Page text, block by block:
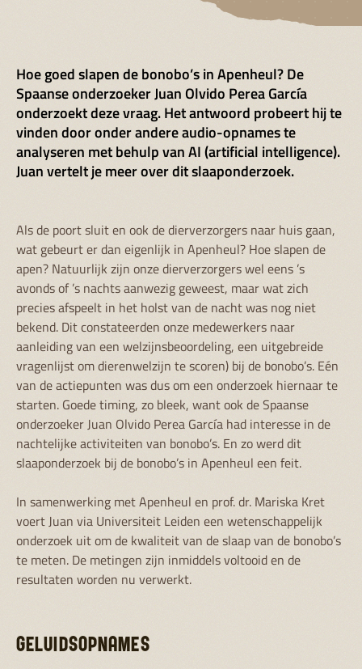
Hoe goed slapen de bonobo’s in Apenheul? De
Spaanse onderzoeker Juan Olvido Perea García
onderzoekt deze vraag. Het antwoord probeert hij te
vinden door onder andere audio-opnames te
analyseren met behulp van AI (artificial intelligence).
Juan vertelt je meer over dit slaaponderzoek.
Als de poort sluit en ook de dierverzorgers naar huis gaan,
wat gebeurt er dan eigenlijk in Apenheul? Hoe slapen de
apen? Natuurlijk zijn onze dierverzorgers wel eens ’s
avonds of ’s nachts aanwezig geweest, maar wat zich
precies afspeelt in het holst van de nacht was nog niet
bekend. Dit constateerden onze medewerkers naar
aanleiding van een welzijnsbeoordeling, een uitgebreide
vragenlijst om dierenwelzijn te scoren) bij de bonobo’s. Eén
van de actiepunten was dus om een onderzoek hiernaar te
starten. Goede timing, zo bleek, want ook de Spaanse
onderzoeker Juan Olvido Perea García had interesse in de
nachtelijke activiteiten van bonobo’s. En zo werd dit
slaaponderzoek bij de bonobo’s in Apenheul een feit.
In samenwerking met Apenheul en prof. dr. Mariska Kret
voert Juan via Universiteit Leiden een wetenschappelijk
onderzoek uit om de kwaliteit van de slaap van de bonobo’s
te meten. De metingen zijn inmiddels voltooid en de
resultaten worden nu verwerkt.
GELUIDSOPNAMES